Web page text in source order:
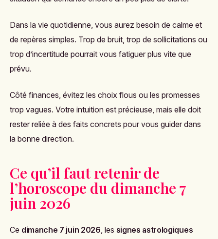
Dans la vie quotidienne, vous aurez besoin de calme et
de repères simples. Trop de bruit, trop de sollicitations ou
trop d’incertitude pourrait vous fatiguer plus vite que
prévu.
Côté finances, évitez les choix flous ou les promesses
trop vagues. Votre intuition est précieuse, mais elle doit
rester reliée à des faits concrets pour vous guider dans
la bonne direction.
Ce qu’il faut retenir de
l’horoscope du dimanche 7
juin 2026
Ce dimanche 7 juin 2026, les signes astrologiques